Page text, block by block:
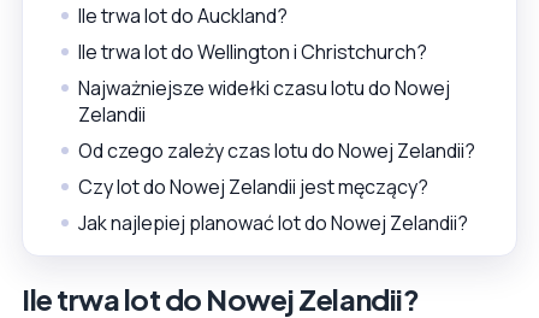
Ile trwa lot do Auckland?
Ile trwa lot do Wellington i Christchurch?
Najważniejsze widełki czasu lotu do Nowej
Zelandii
Od czego zależy czas lotu do Nowej Zelandii?
Czy lot do Nowej Zelandii jest męczący?
Jak najlepiej planować lot do Nowej Zelandii?
Ile trwa lot do Nowej Zelandii?